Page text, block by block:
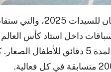
تقدم الاتحاد القطري للرياضة للجميع بفخر
داخل استاد كأس العالم
المسافات بين سباقات لمدة 30 دقيقة وسباقات قصيرة